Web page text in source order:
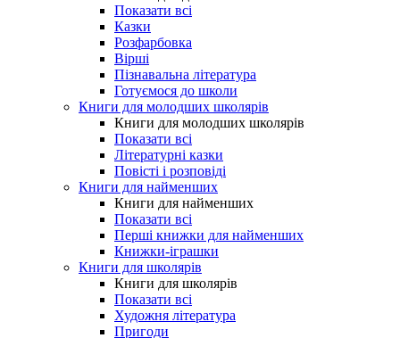
Показати всі
Казки
Розфарбовка
Вірші
Пізнавальна література
Готуємося до школи
Книги для молодших школярів
Книги для молодших школярів
Показати всі
Літературні казки
Повісті і розповіді
Книги для найменших
Книги для найменших
Показати всі
Перші книжки для найменших
Книжки-іграшки
Книги для школярів
Книги для школярів
Показати всі
Художня література
Пригоди